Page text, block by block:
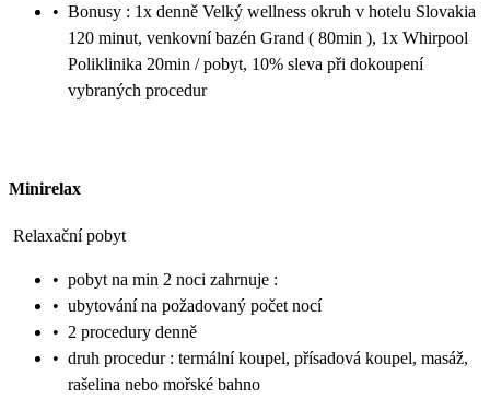
• Bonusy : 1x denně Velký wellness okruh v hotelu Slovakia
120 minut, venkovní bazén Grand ( 80min ), 1x Whirpool
Poliklinika 20min / pobyt, 10% sleva při dokoupení
vybraných procedur
Minirelax
Relaxační pobyt
• pobyt na min 2 noci zahrnuje :
• ubytování na požadovaný počet nocí
• 2 procedury denně
• druh procedur : termální koupel, přísadová koupel, masáž,
rašelina nebo mořské bahno